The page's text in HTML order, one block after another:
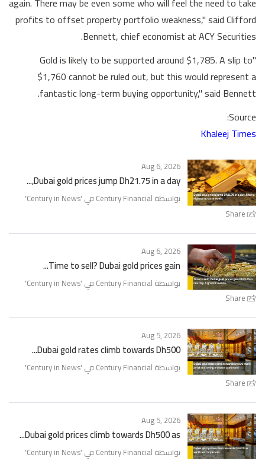
profits to offset property portfolio weakness," said Clifford
Bennett, chief economist at ACY Securities.
"Gold is likely to be supported around $1,785. A slip to
$1,760 cannot be ruled out, but this would represent a
fantastic long-term buying opportunity," said Bennett.
Source:
Khaleej Times
Share
Aug 6, 2026
Dubai gold prices jump Dh21.75 in a day,...
بواسطة Century Financial في ' Century in News
'
Share
Aug 6, 2026
Time to sell? Dubai gold prices gain...
بواسطة Century Financial في ' Century in News
'
Share
Aug 5, 2026
Dubai gold rates climb towards Dh500...
بواسطة Century Financial في ' Century in News
'
Aug 5, 2026
Dubai gold prices climb towards Dh500 as...
بواسطة Century Financial في ' Century in News
'